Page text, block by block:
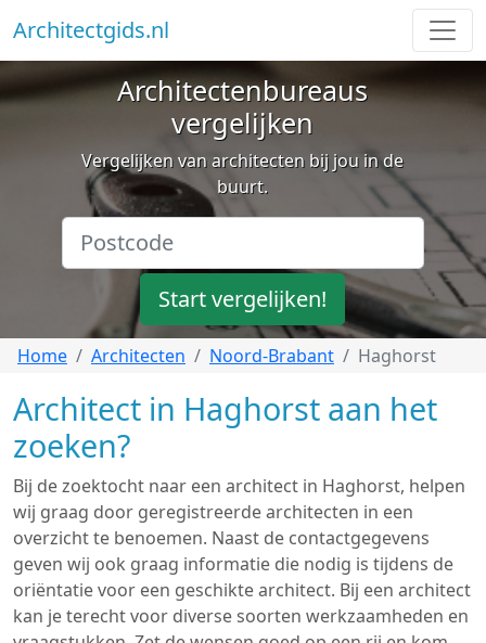
Architectgids.nl
Architectenbureaus
vergelijken
Vergelijken van architecten bij jou in de
buurt.
Start vergelijken!
Home Architecten Noord-Brabant Haghorst
Architect in Haghorst aan het
zoeken?
Bij de zoektocht naar een architect in Haghorst, helpen
wij graag door geregistreerde architecten in een
overzicht te benoemen. Naast de contactgegevens
geven wij ook graag informatie die nodig is tijdens de
oriëntatie voor een geschikte architect. Bij een architect
kan je terecht voor diverse soorten werkzaamheden en